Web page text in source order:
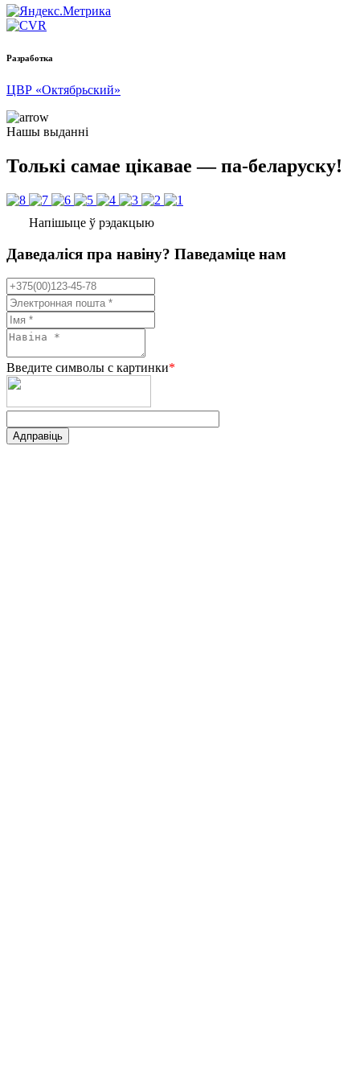
Разработка
ЦВР «Октябрьский»
Нашы выданні
Толькі самае цікавае — па-беларуску!
Напішыце ў рэдакцыю
Даведаліся пра навіну? Паведаміце нам
Введите символы с картинки*
Адправіць